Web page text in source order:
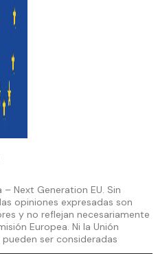
Next Generation EU. Sin
opiniones expresadas son
y no reflejan necesariamente
Europea. Ni la Unión
ser consideradas